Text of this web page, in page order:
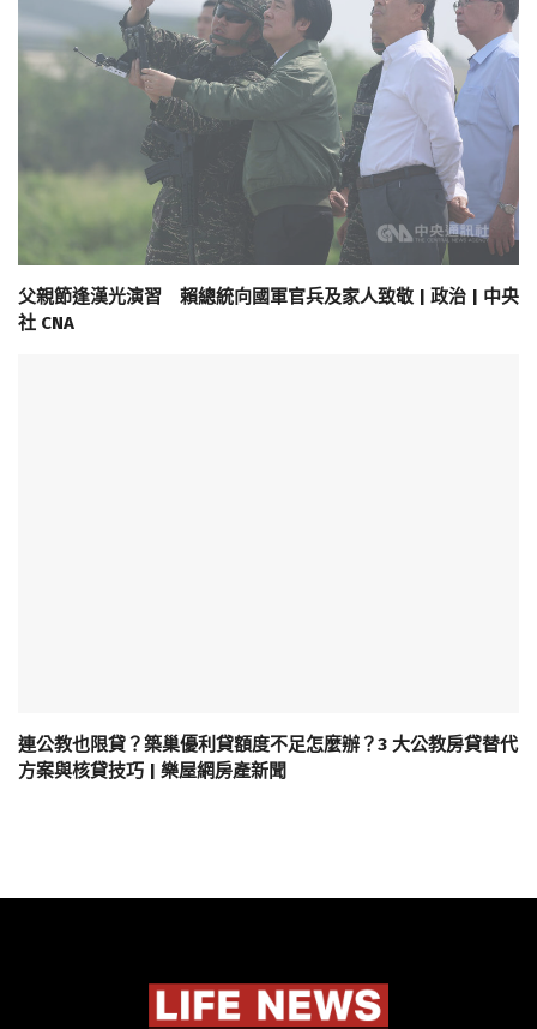
父親節逢漢光演習 賴總統向國軍官兵及家人致敬 | 政治 | 中央
社 CNA
連公教也限貸？築巢優利貸額度不足怎麼辦？3 大公教房貸替代
方案與核貸技巧 | 樂屋網房產新聞